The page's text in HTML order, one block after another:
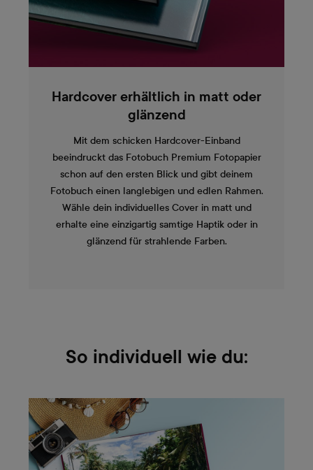
Hardcover erhältlich in matt oder
glänzend
Mit dem schicken Hardcover-Einband
beeindruckt das Fotobuch Premium Fotopapier
schon auf den ersten Blick und gibt deinem
Fotobuch einen langlebigen und edlen Rahmen.
Wähle dein individuelles Cover in matt und
erhalte eine einzigartig samtige Haptik oder in
glänzend für strahlende Farben.
So individuell wie du: